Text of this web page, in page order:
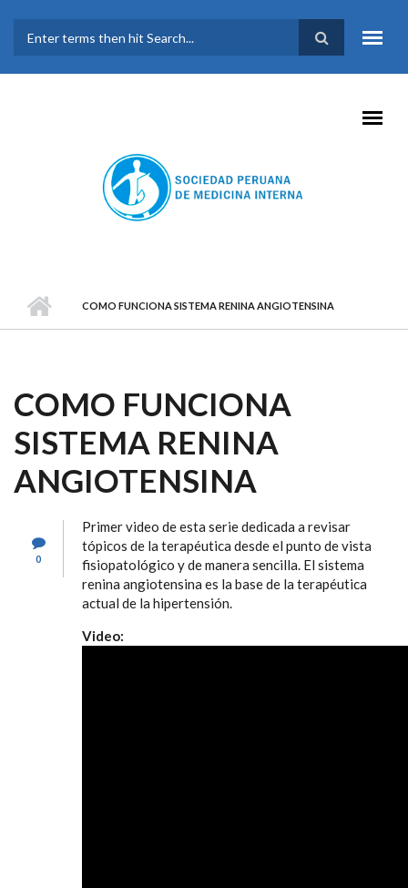
FORMULARIO DE
BÚSQUEDA
COMO FUNCIONA SISTEMA RENINA ANGIOTENSINA
COMO FUNCIONA
SISTEMA RENINA
ANGIOTENSINA
0
Primer video de esta serie dedicada a revisar
tópicos de la terapéutica desde el punto de vista
fisiopatológico y de manera sencilla. El sistema
renina angiotensina es la base de la terapéutica
actual de la hipertensión.
Video: